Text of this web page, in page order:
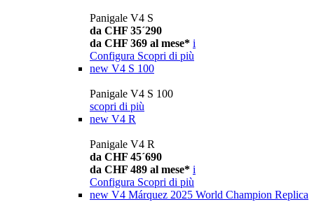
Panigale V4 S
da CHF 35´290
da CHF 369 al mese* i
Configura Scopri di più
new V4 S 100
Panigale V4 S 100
scopri di più
new V4 R
Panigale V4 R
da CHF 45´690
da CHF 489 al mese* i
Configura Scopri di più
new V4 Márquez 2025 World Champion Replica